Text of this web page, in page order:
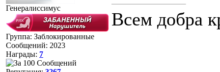
Генералиссимус
Группа: Заблокированные
Сообщений: 2023
Награды: 7
Всем добра